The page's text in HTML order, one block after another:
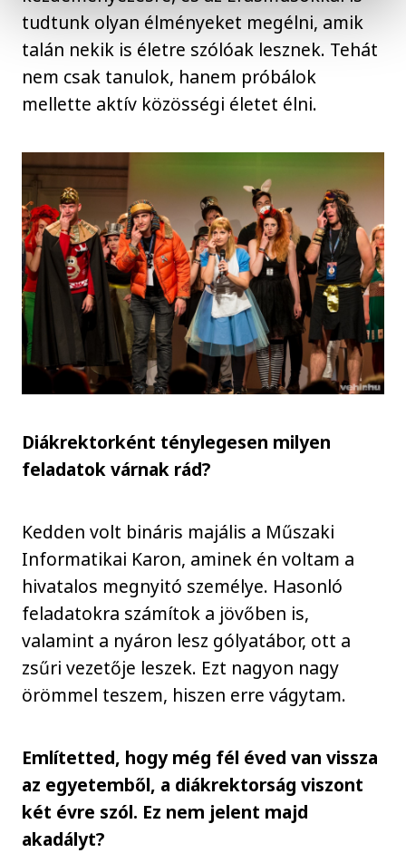
tudtunk olyan élményeket megélni, amik
talán nekik is életre szólóak lesznek. Tehát
nem csak tanulok, hanem próbálok
mellette aktív közösségi életet élni.
Diákrektorként ténylegesen milyen
feladatok várnak rád?
Kedden volt bináris majális a Műszaki
Informatikai Karon, aminek én voltam a
hivatalos megnyitó személye. Hasonló
feladatokra számítok a jövőben is,
valamint a nyáron lesz gólyatábor, ott a
zsűri vezetője leszek. Ezt nagyon nagy
örömmel teszem, hiszen erre vágytam.
Említetted, hogy még fél éved van vissza
az egyetemből, a diákrektorság viszont
két évre szól. Ez nem jelent majd
akadályt?